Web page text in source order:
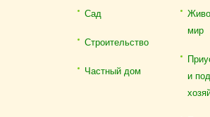
Сад
Строительство
Частный дом
мир
и